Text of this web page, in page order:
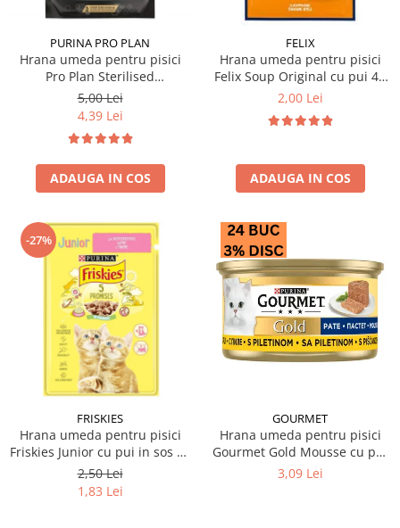
PURINA PRO PLAN
Hrana umeda pentru pisici
Pro Plan Sterilised
Nutrisavour cu vita 85 gr
5,00 Lei
4,39 Lei
ADAUGA IN COS
FELIX
Hrana umeda pentru pisici
Felix Soup Original cu pui 48
gr
2,00 Lei
ADAUGA IN COS
-27%
FRISKIES
Hrana umeda pentru pisici
Friskies Junior cu pui in sos 85
gr
2,50 Lei
1,83 Lei
GOURMET
Hrana umeda pentru pisici
Gourmet Gold Mousse cu pui
85 gr
3,09 Lei